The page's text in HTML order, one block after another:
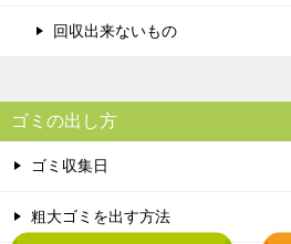
回収出来ないもの
ゴミの出し方
ゴミ収集日
粗大ゴミを出す方法